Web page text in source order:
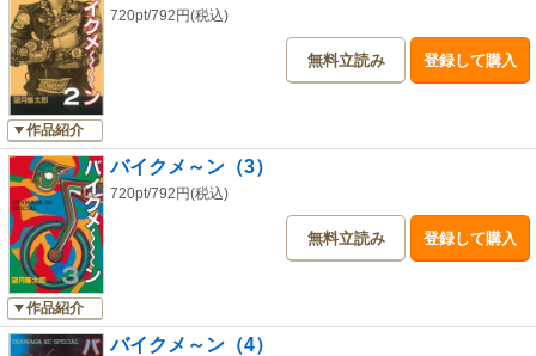
作品紹介
720pt/792円(税込)
無料立読み 登録して購入
作品紹介
バイクメ～ン（3）
720pt/792円(税込)
無料立読み 登録して購入
バイクメ～ン（4）